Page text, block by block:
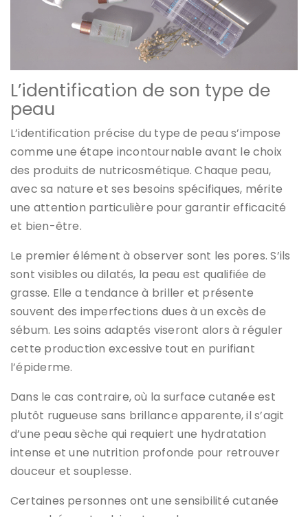
L’identification de son type de
peau
L’identification précise du type de peau s’impose
comme une étape incontournable avant le choix
des produits de nutricosmétique. Chaque peau,
avec sa nature et ses besoins spécifiques, mérite
une attention particulière pour garantir efficacité
et bien-être.
Le premier élément à observer sont les pores. S’ils
sont visibles ou dilatés, la peau est qualifiée de
grasse. Elle a tendance à briller et présente
souvent des imperfections dues à un excès de
sébum. Les soins adaptés viseront alors à réguler
cette production excessive tout en purifiant
l’épiderme.
Dans le cas contraire, où la surface cutanée est
plutôt rugueuse sans brillance apparente, il s’agit
d’une peau sèche qui requiert une hydratation
intense et une nutrition profonde pour retrouver
douceur et souplesse.
Certaines personnes ont une sensibilité cutanée